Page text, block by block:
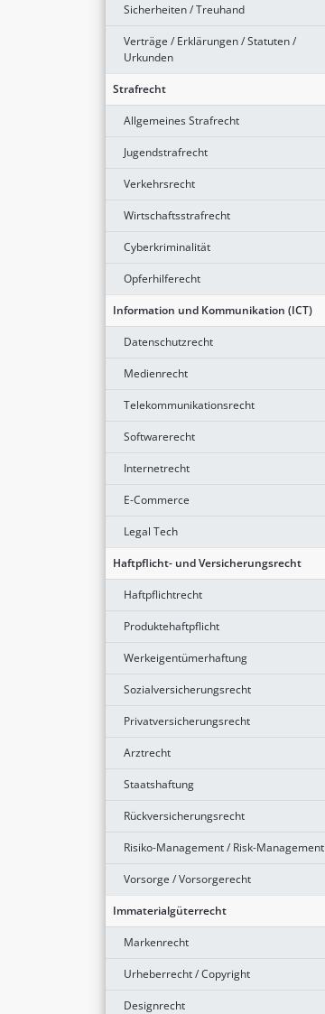
Sicherheiten / Treuhand
Verträge / Erklärungen / Statuten /
Urkunden
Strafrecht
Allgemeines Strafrecht
Jugendstrafrecht
Verkehrsrecht
Wirtschaftsstrafrecht
Cyberkriminalität
Opferhilferecht
Information und Kommunikation (ICT)
Datenschutzrecht
Medienrecht
Telekommunikationsrecht
Softwarerecht
Internetrecht
E-Commerce
Legal Tech
Haftpflicht- und Versicherungsrecht
Haftpflichtrecht
Produktehaftpflicht
Werkeigentümerhaftung
Sozialversicherungsrecht
Privatversicherungsrecht
Arztrecht
Staatshaftung
Rückversicherungsrecht
Risiko-Management / Risk-Management
Vorsorge / Vorsorgerecht
Immaterialgüterrecht
Markenrecht
Urheberrecht / Copyright
Designrecht